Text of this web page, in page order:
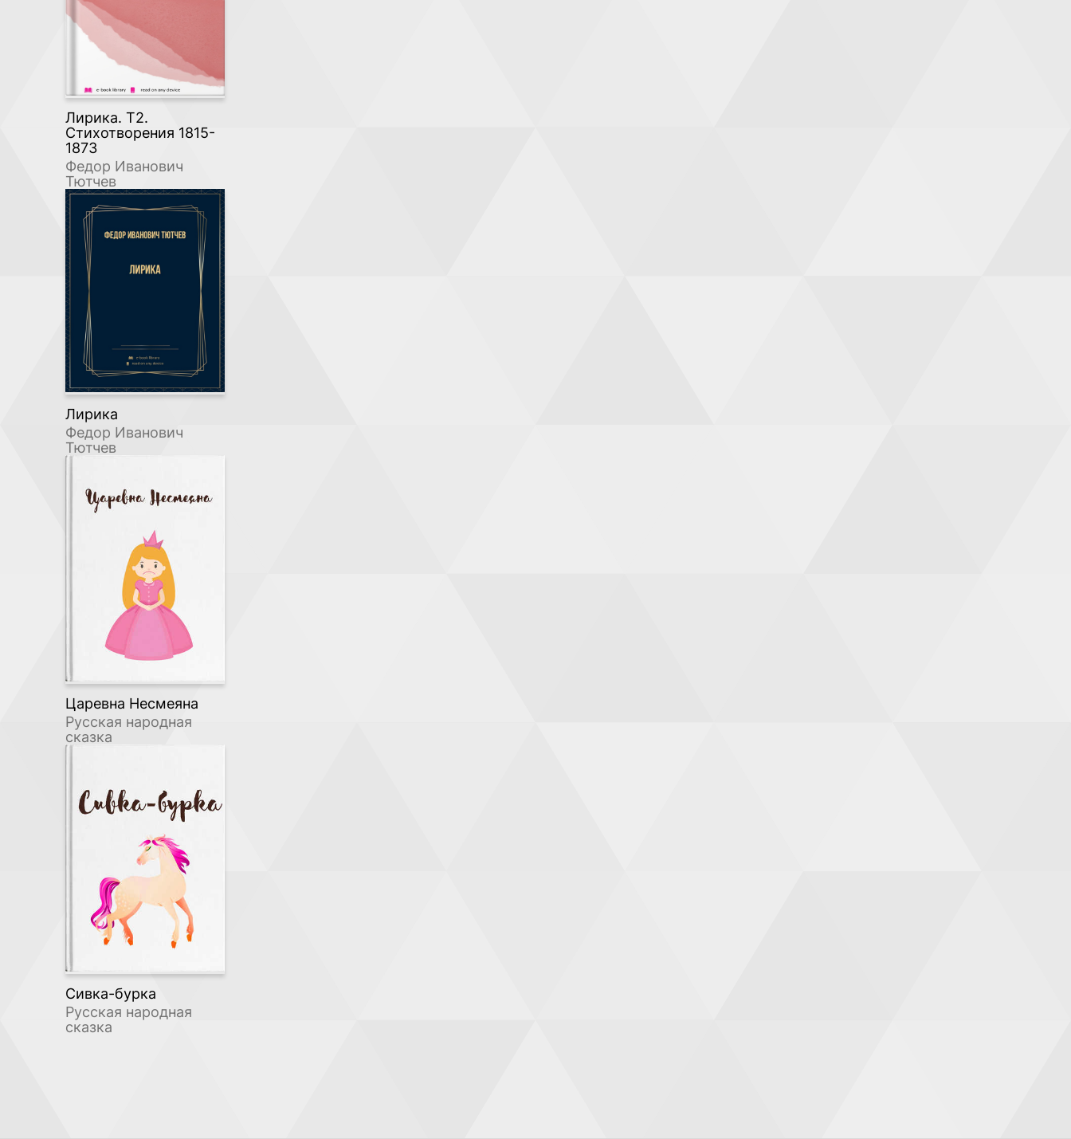
Лирика. Т2.
Стихотворения 1815-
1873
Федор Иванович
Тютчев
Лирика
Федор Иванович
Тютчев
Царевна Несмеяна
Русская народная
сказка
Сивка-бурка
Русская народная
сказка